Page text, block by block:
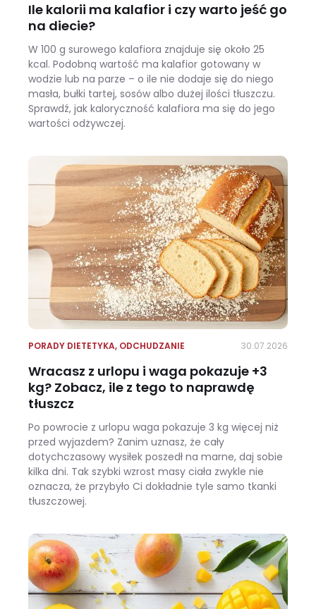
Ile kalorii ma kalafior i czy warto jeść go
na diecie?
W 100 g surowego kalafiora znajduje się około 25
kcal. Podobną wartość ma kalafior gotowany w
wodzie lub na parze – o ile nie dodaje się do niego
masła, bułki tartej, sosów albo dużej ilości tłuszczu.
Sprawdź, jak kaloryczność kalafiora ma się do jego
wartości odżywczej.
PORADY DIETETYKA, ODCHUDZANIE 30.07.2026
Wracasz z urlopu i waga pokazuje +3
kg? Zobacz, ile z tego to naprawdę
tłuszcz
Po powrocie z urlopu waga pokazuje 3 kg więcej niż
przed wyjazdem? Zanim uznasz, że cały
dotychczasowy wysiłek poszedł na marne, daj sobie
kilka dni. Tak szybki wzrost masy ciała zwykle nie
oznacza, że przybyło Ci dokładnie tyle samo tkanki
tłuszczowej.